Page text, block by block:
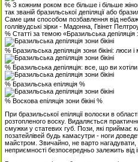
% З кожним роком все більше і більше
так званій бразильської депіляції або
Саме цим способом позбавлення від
голлівудські зірки - Мадонна, Гвінет
% Статті за темою «Бразильська депіляція
% Бразильська депіляція зони бікіні: люси і
% Бразильська депіляція: все, що ви
% Бразильська епіляція %
% Воскова епіляція зони бікіні %
При бразильської епіляції волоски в
розтопленого воску. Видаляється
смужки у статевих губ. Пози, які приймає
позатейлівей будь камасутри - ноги
майстром. Звичайно, не варто
неприємності безпосередньо залежить від